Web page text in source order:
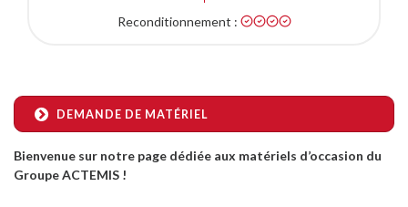
Reconditionnement :
DEMANDE DE MATÉRIEL
Bienvenue sur notre page dédiée aux matériels d’occasion du
Groupe ACTEMIS !